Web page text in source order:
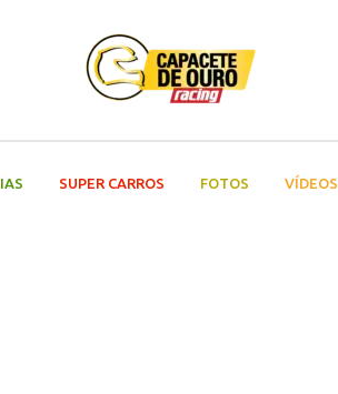
SUPER CARROS FOTOS VÍDEOS